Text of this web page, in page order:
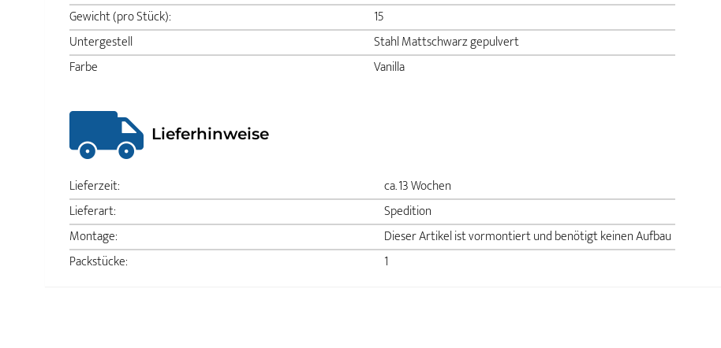
Gewicht (pro Stück):
15
Untergestell
Stahl Mattschwarz gepulvert
Farbe
Vanilla
Lieferhinweise
Lieferzeit:
ca. 13 Wochen
Lieferart:
Spedition
Montage:
Dieser Artikel ist vormontiert und benötigt keinen Aufbau
Packstücke:
1